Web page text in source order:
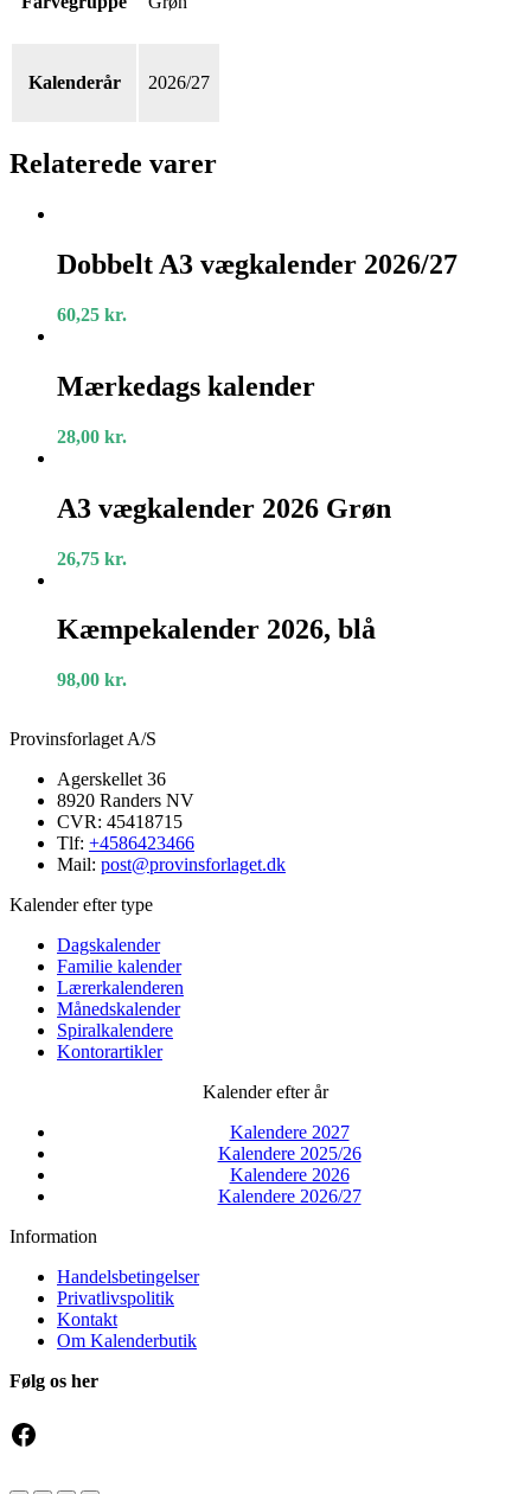
Kalenderår 2026/27
Relaterede varer
A3
vægkalender
Dobbelt A3 vægkalender 2026/27
60,25 kr.
kalender
Mærkedags kalender
28,00 kr.
vægkalender
2026
A3 vægkalender 2026 Grøn
26,75 kr.
2026,
blå
Kæmpekalender 2026, blå
98,00 kr.
Provinsforlaget A/S
Agerskellet 36
8920 Randers NV
CVR: 45418715
Tlf: +4586423466
Mail: post@provinsforlaget.dk
Kalender efter type
Dagskalender
Familie kalender
Lærerkalenderen
Månedskalender
Spiralkalendere
Kontorartikler
Kalender efter år
Kalendere 2027
Kalendere 2025/26
Kalendere 2026
Kalendere 2026/27
Information
Handelsbetingelser
Privatlivspolitik
Kontakt
Om Kalenderbutik
Følg os her
Facebook